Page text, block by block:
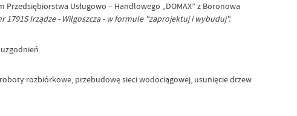
Przedsiębiorstwa Usługowo – Handlowego „DOMAX” z Boronowa
Irządze - Wilgoszcza - w formule "zaprojektuj i wybuduj".
rozbiórkowe, przebudowę sieci wodociągowej, usunięcie drzew